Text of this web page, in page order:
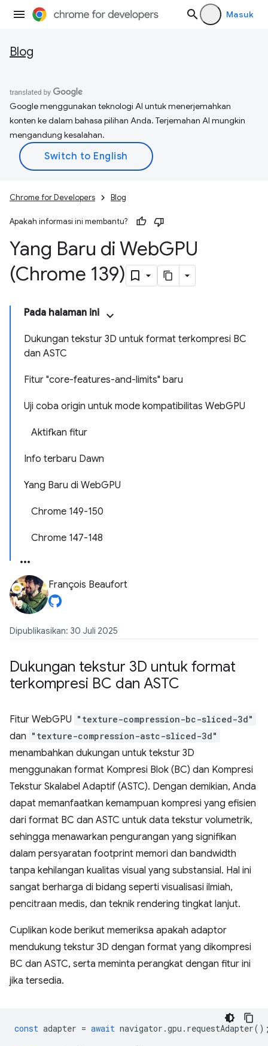
Masuk
Blog
Google menggunakan teknologi AI untuk menerjemahkan
konten ke dalam bahasa pilihan Anda. Terjemahan AI mungkin
mengandung kesalahan.
Chrome for Developers Blog
Apakah informasi ini membantu?
Yang Baru di WebGPU
(Chrome 139)
Pada halaman ini
Dukungan tekstur 3D untuk format terkompresi BC
dan ASTC
Fitur "core-features-and-limits" baru
Uji coba origin untuk mode kompatibilitas WebGPU
Aktifkan fitur
Info terbaru Dawn
Yang Baru di WebGPU
Chrome 149-150
Chrome 147-148
François Beaufort
Dipublikasikan: 30 Juli 2025
Dukungan tekstur 3D untuk format
terkompresi BC dan ASTC
Fitur WebGPU "texture-compression-bc-sliced-3d"
dan "texture-compression-astc-sliced-3d"
menambahkan dukungan untuk tekstur 3D
menggunakan format Kompresi Blok (BC) dan Kompresi
Tekstur Skalabel Adaptif (ASTC). Dengan demikian, Anda
dapat memanfaatkan kemampuan kompresi yang efisien
dari format BC dan ASTC untuk data tekstur volumetrik,
sehingga menawarkan pengurangan yang signifikan
dalam persyaratan footprint memori dan bandwidth
tanpa kehilangan kualitas visual yang substansial. Hal ini
sangat berharga di bidang seperti visualisasi ilmiah,
pencitraan medis, dan teknik rendering tingkat lanjut.
Cuplikan kode berikut memeriksa apakah adaptor
mendukung tekstur 3D dengan format yang dikompresi
BC dan ASTC, serta meminta perangkat dengan fitur ini
jika tersedia.
const adapter = await navigator .gpu . requestAdapter